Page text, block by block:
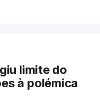
disciplinar, por não
a realização
limite do
à polémica